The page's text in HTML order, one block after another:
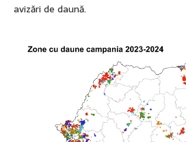
avizări de daună.